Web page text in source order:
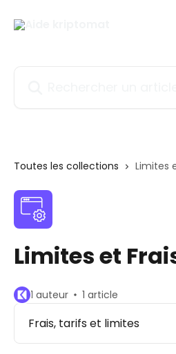
Toutes les collections Limites
Limites et
1 auteur 1 article
Frais, tarifs et limites